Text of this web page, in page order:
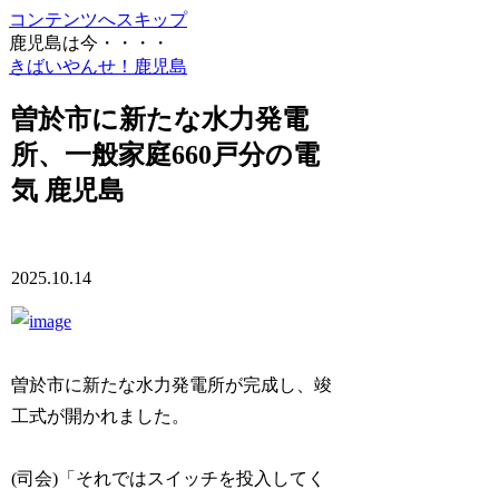
コンテンツへスキップ
鹿児島は今・・・・
きばいやんせ！鹿児島
曽於市に新たな水力発電
所、一般家庭660戸分の電
気 鹿児島
2025.10.14
曽於市に新たな水力発電所が完成し、竣
工式が開かれました。
(司会)「それではスイッチを投入してく